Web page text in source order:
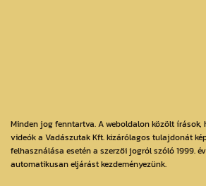
Minden jog fenntartva. A weboldalon közölt írások,
videók a Vadászutak Kft. kizárólagos tulajdonát
felhasználása esetén a szerzői jogról szóló 1999.
automatikusan eljárást kezdeményezünk.